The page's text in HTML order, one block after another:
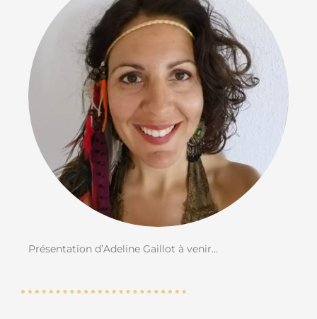
Présentation d’Adeline Gaillot à venir…